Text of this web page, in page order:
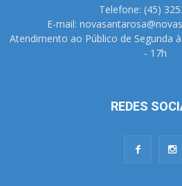
Telefone: (45)
E-mail:
Atendimento ao Público de Segunda
- 17h
REDES